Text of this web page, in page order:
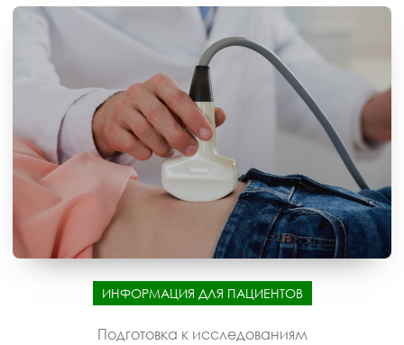
ИНФОРМАЦИЯ ДЛЯ ПАЦИЕНТОВ
Подготовка к исследованиям